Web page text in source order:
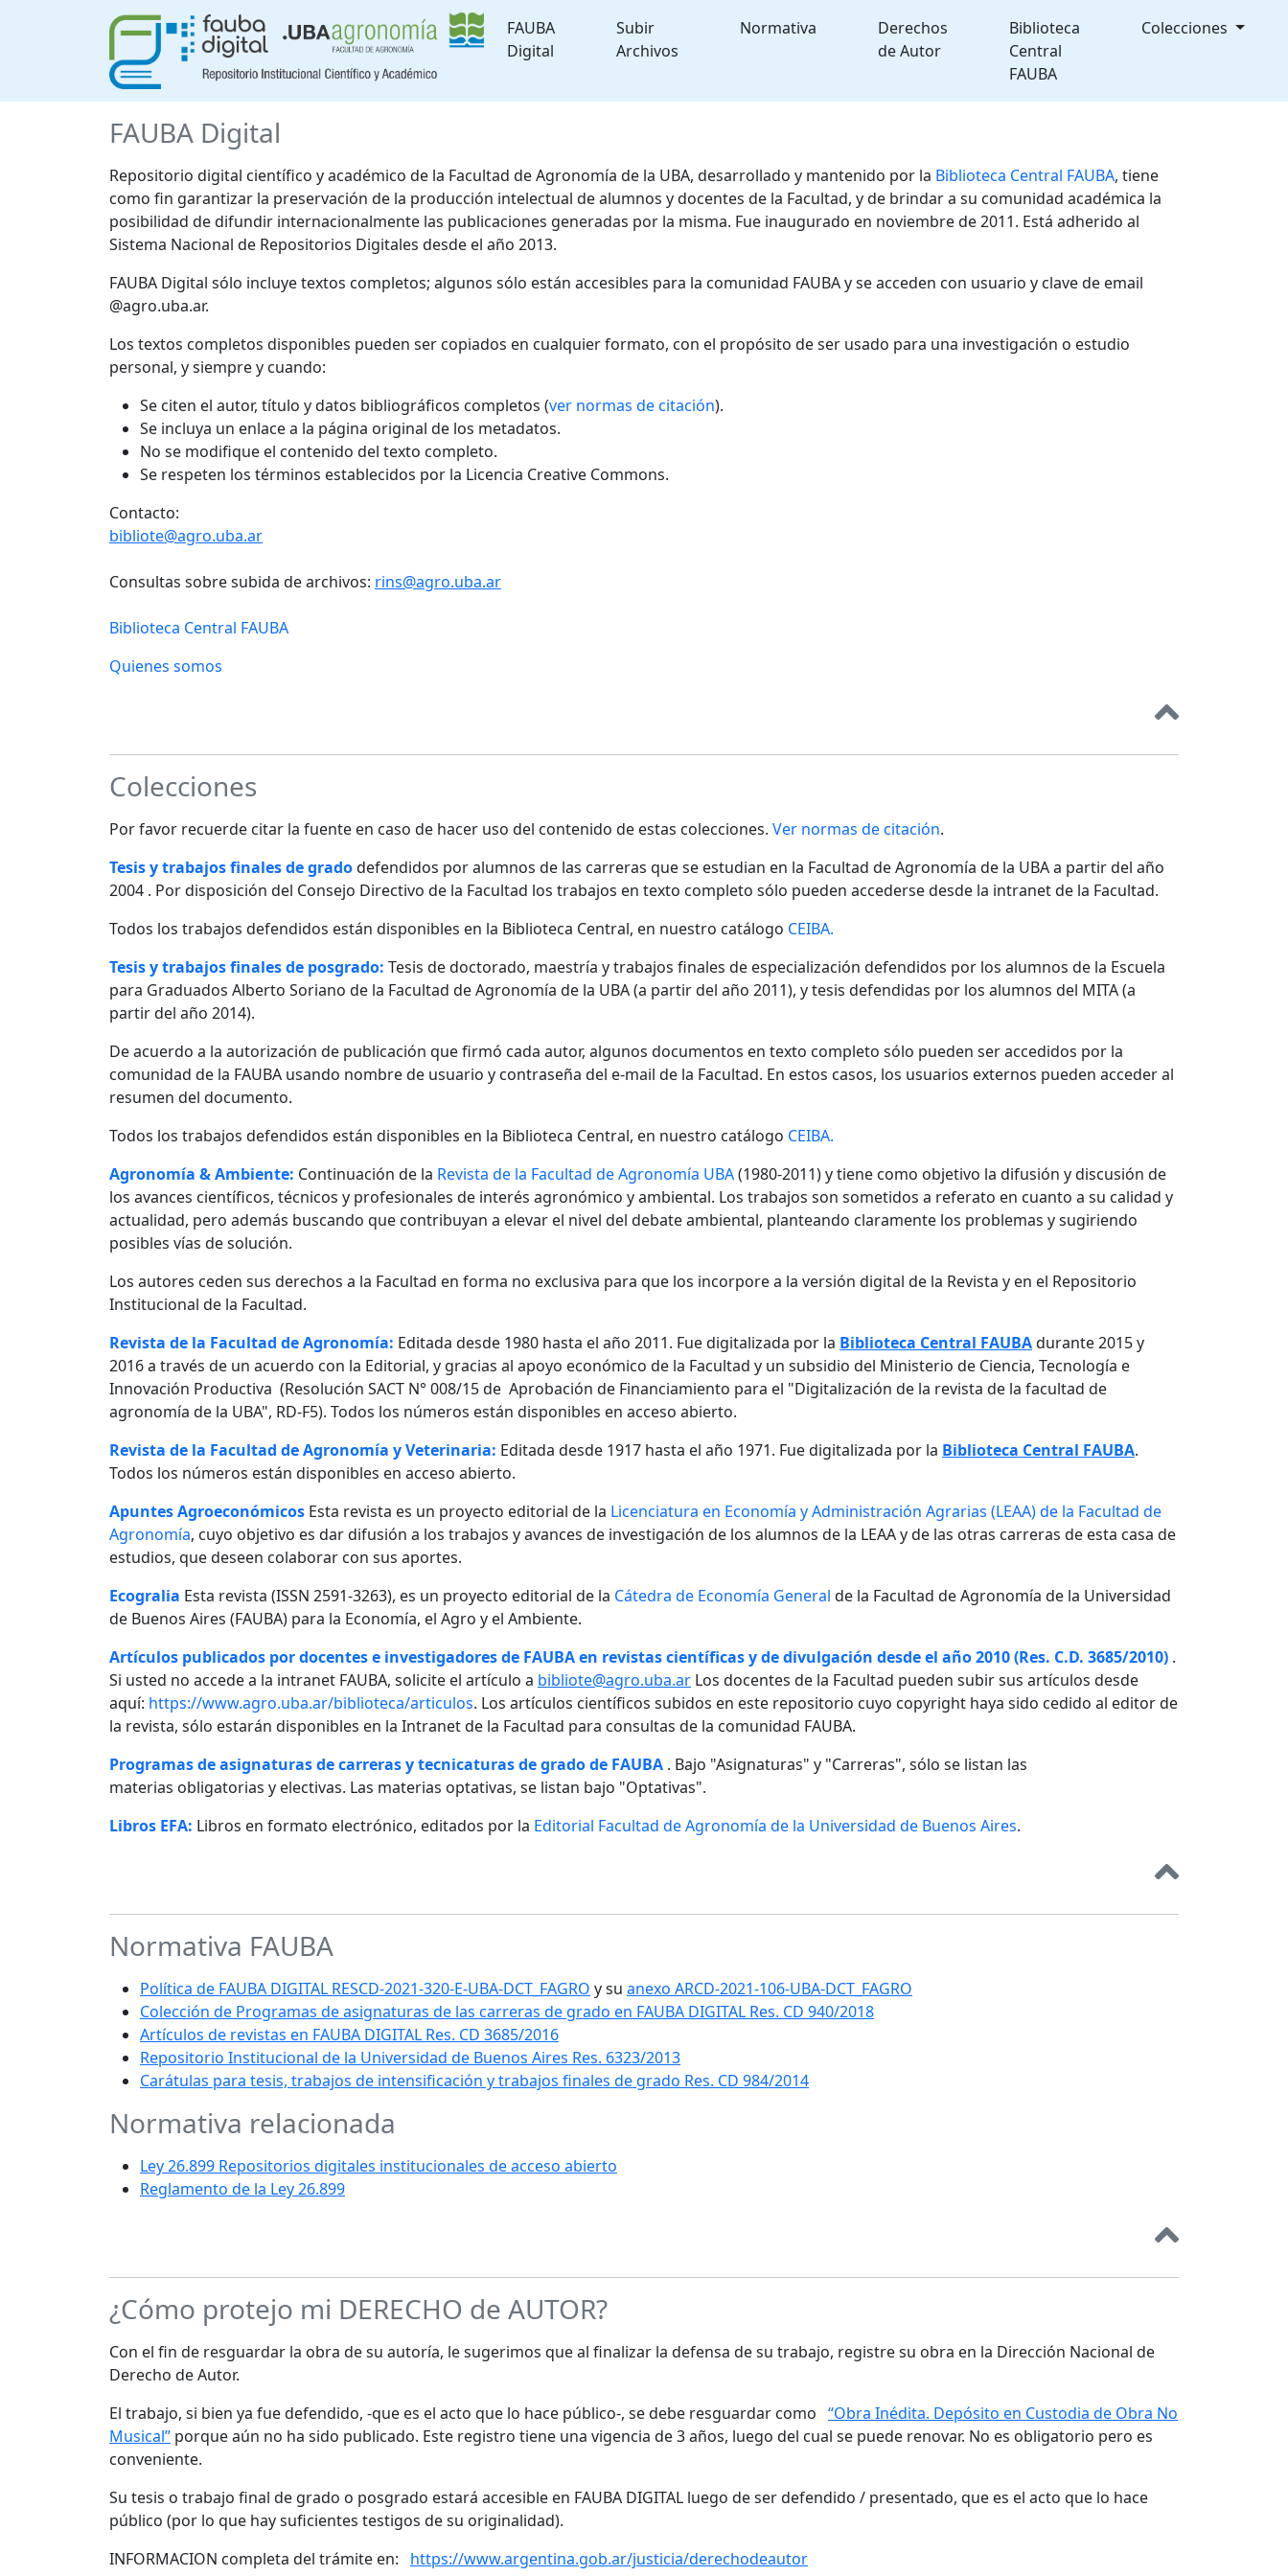
FAUBA
Digital
Subir
Archivos
Normativa
Derechos
de Autor
Biblioteca
Central
FAUBA
Colecciones
FAUBA Digital
Repositorio digital científico y académico de la Facultad de Agronomía de la UBA, desarrollado y mantenido por la Biblioteca Central FAUBA, tiene
como fin garantizar la preservación de la producción intelectual de alumnos y docentes de la Facultad, y de brindar a su comunidad académica la
posibilidad de difundir internacionalmente las publicaciones generadas por la misma. Fue inaugurado en noviembre de 2011. Está adherido al
Sistema Nacional de Repositorios Digitales desde el año 2013.
FAUBA Digital sólo incluye textos completos; algunos sólo están accesibles para la comunidad FAUBA y se acceden con usuario y clave de email
@agro.uba.ar.
Los textos completos disponibles pueden ser copiados en cualquier formato, con el propósito de ser usado para una investigación o estudio
personal, y siempre y cuando:
Se citen el autor, título y datos bibliográficos completos (ver normas de citación).
Se incluya un enlace a la página original de los metadatos.
No se modifique el contenido del texto completo.
Se respeten los términos establecidos por la Licencia Creative Commons.
Contacto:
bibliote@agro.uba.ar
Consultas sobre subida de archivos: rins@agro.uba.ar
Biblioteca Central FAUBA
Quienes somos
Colecciones
Por favor recuerde citar la fuente en caso de hacer uso del contenido de estas colecciones. Ver normas de citación.
Tesis y trabajos finales de gradodefendidos por alumnos de las carreras que se estudian en la Facultad de Agronomía de la UBA a partir del año
2004 . Por disposición del Consejo Directivo de la Facultad los trabajos en texto completo sólo pueden accederse desde la intranet de la Facultad.
Todos los trabajos defendidos están disponibles en la Biblioteca Central, en nuestro catálogo CEIBA.
Tesis y trabajos finales de posgrado: Tesis de doctorado, maestría y trabajos finales de especialización defendidos por los alumnos de la Escuela
para Graduados Alberto Soriano de la Facultad de Agronomía de la UBA (a partir del año 2011), y tesis defendidas por los alumnos del MITA (a
partir del año 2014).
De acuerdo a la autorización de publicación que firmó cada autor, algunos documentos en texto completo sólo pueden ser accedidos por la
comunidad de la FAUBA usando nombre de usuario y contraseña del e-mail de la Facultad. En estos casos, los usuarios externos pueden acceder al
resumen del documento.
Todos los trabajos defendidos están disponibles en la Biblioteca Central, en nuestro catálogo CEIBA.
Agronomía & Ambiente: Continuación de la Revista de la Facultad de Agronomía UBA(1980-2011) y tiene como objetivo la difusión y discusión de
los avances científicos, técnicos y profesionales de interés agronómico y ambiental. Los trabajos son sometidos a referato en cuanto a su calidad y
actualidad, pero además buscando que contribuyan a elevar el nivel del debate ambiental, planteando claramente los problemas y sugiriendo
posibles vías de solución.
Los autores ceden sus derechos a la Facultad en forma no exclusiva para que los incorpore a la versión digital de la Revista y en el Repositorio
Institucional de la Facultad.
Revista de la Facultad de Agronomía: Editada desde 1980 hasta el año 2011. Fue digitalizada por la Biblioteca Central FAUBAdurante 2015 y
2016 a través de un acuerdo con la Editorial, y gracias al apoyo económico de la Facultad y un subsidio del Ministerio de Ciencia, Tecnología e
Innovación Productiva (Resolución SACT N° 008/15 de Aprobación de Financiamiento para el "Digitalización de la revista de la facultad de
agronomía de la UBA", RD-F5). Todos los números están disponibles en acceso abierto.
Revista de la Facultad de Agronomía y Veterinaria: Editada desde 1917 hasta el año 1971. Fue digitalizada por la Biblioteca Central FAUBA.
Todos los números están disponibles en acceso abierto.
Apuntes Agroeconómicos Esta revista es un proyecto editorial de la Licenciatura en Economía y Administración Agrarias (LEAA) de la Facultad de
Agronomía, cuyo objetivo es dar difusión a los trabajos y avances de investigación de los alumnos de la LEAA y de las otras carreras de esta casa de
estudios, que deseen colaborar con sus aportes.
Ecogralia Esta revista (ISSN 2591-3263), es un proyecto editorial de la Cátedra de Economía General de la Facultad de Agronomía de la Universidad
de Buenos Aires (FAUBA) para la Economía, el Agro y el Ambiente.
Artículos publicados por docentes e investigadores de FAUBA en revistas científicas y de divulgación desde el año 2010 (Res. C.D. 3685/2010) .
Si usted no accede a la intranet FAUBA, solicite el artículo a bibliote@agro.uba.ar Los docentes de la Facultad pueden subir sus artículos desde
aquí: https://www.agro.uba.ar/biblioteca/articulos. Los artículos científicos subidos en este repositorio cuyo copyright haya sido cedido al editor de
la revista, sólo estarán disponibles en la Intranet de la Facultad para consultas de la comunidad FAUBA.
Programas de asignaturas de carreras y tecnicaturas de grado de FAUBA . Bajo "Asignaturas" y "Carreras", sólo se listan las
materias obligatorias y electivas. Las materias optativas, se listan bajo "Optativas".
Libros EFA: Libros en formato electrónico, editados por la Editorial Facultad de Agronomía de la Universidad de Buenos Aires.
Normativa FAUBA
Política de FAUBA DIGITAL RESCD-2021-320-E-UBA-DCT_FAGRO y su anexo ARCD-2021-106-UBA-DCT_FAGRO
Colección de Programas de asignaturas de las carreras de grado en FAUBA DIGITAL Res. CD 940/2018
Artículos de revistas en FAUBA DIGITAL Res. CD 3685/2016
Repositorio Institucional de la Universidad de Buenos Aires Res. 6323/2013
Carátulas para tesis, trabajos de intensificación y trabajos finales de grado Res. CD 984/2014
Normativa relacionada
Ley 26.899 Repositorios digitales institucionales de acceso abierto
Reglamento de la Ley 26.899
¿Cómo protejo mi DERECHO de AUTOR?
Con el fin de resguardar la obra de su autoría, le sugerimos que al finalizar la defensa de su trabajo, registre su obra en la Dirección Nacional de
Derecho de Autor.
El trabajo, si bien ya fue defendido, -que es el acto que lo hace público-, se debe resguardar como “Obra Inédita. Depósito en Custodia de Obra No
Musical” porque aún no ha sido publicado. Este registro tiene una vigencia de 3 años, luego del cual se puede renovar. No es obligatorio pero es
conveniente.
Su tesis o trabajo final de grado o posgrado estará accesible en FAUBA DIGITAL luego de ser defendido / presentado, que es el acto que lo hace
público (por lo que hay suficientes testigos de su originalidad).
INFORMACION completa del trámite en:
https://www.argentina.gob.ar/justicia/derechodeautor